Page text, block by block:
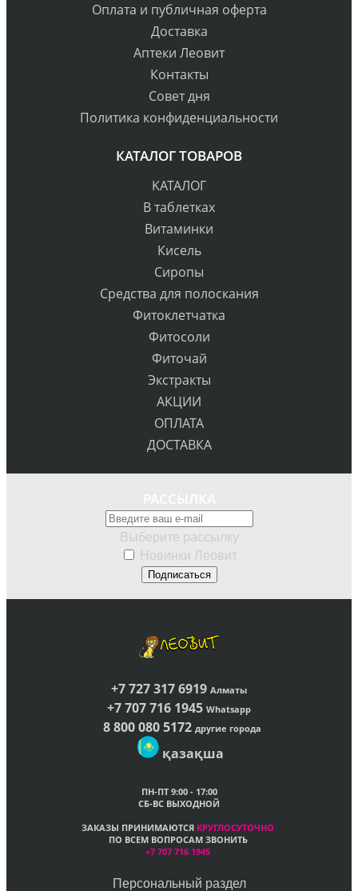
Оплата и публичная оферта
Доставка
Аптеки Леовит
Контакты
Совет дня
Политика конфиденциальности
КАТАЛОГ ТОВАРОВ
KATAЛОГ
В таблетках
Витаминки
Кисель
Сиропы
Средства для полоскания
Фитоклетчатка
Фитосоли
Фиточай
Экстракты
АКЦИИ
ОПЛАТА
ДОСТАВКА
Выберите рассылку
Новинки Леовит
Подписаться
+7 727 317 6919 Алматы
+7 707 716 1945 Whatsapp
8 800 080 5172 другие города
қазақша
ПН-ПТ 9:00 - 17:00
СБ-ВС ВЫХОДНОЙ
ЗАКАЗЫ ПРИНИМАЮТСЯ КРУГЛОСУТОЧНО
ПО ВСЕМ ВОПРОСАМ ЗВОНИТЬ
+7 707 716 1945
Персональный раздел